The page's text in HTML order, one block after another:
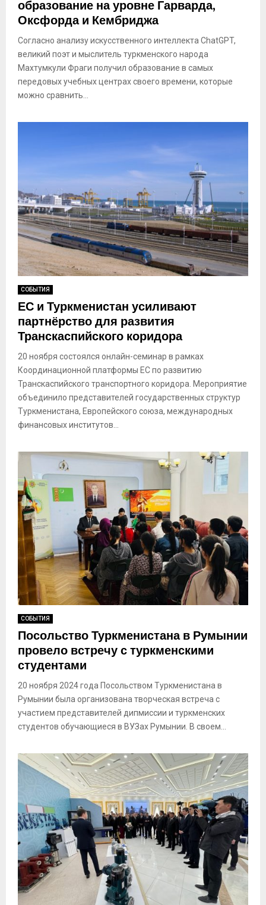
образование на уровне Гарварда,
Оксфорда и Кембриджа
Согласно анализу искусственного интеллекта ChatGPT,
великий поэт и мыслитель туркменского народа
Махтумкули Фраги получил образование в самых
передовых учебных центрах своего времени, которые
можно сравнить...
СОБЫТИЯ
ЕС и Туркменистан усиливают
партнёрство для развития
Транскаспийского коридора
20 ноября состоялся онлайн-семинар в рамках
Координационной платформы ЕС по развитию
Транскаспийского транспортного коридора. Мероприятие
объединило представителей государственных структур
Туркменистана, Европейского союза, международных
финансовых институтов...
СОБЫТИЯ
Посольство Туркменистана в Румынии
провело встречу с туркменскими
студентами
20 ноября 2024 года Посольством Туркменистана в
Румынии была организована творческая встреча с
участием представителей дипмиссии и туркменских
студентов обучающиеся в ВУЗах Румынии. В своем...